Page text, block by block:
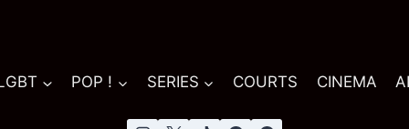
POP ! SERIES COURTS CINEMA